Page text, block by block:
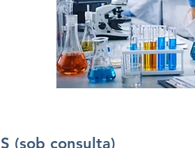
(sob consulta)